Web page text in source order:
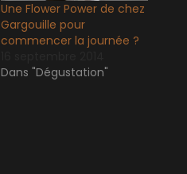
Une Flower Power de chez
Gargouille pour
commencer la journée ?
Dans "Dégustation"